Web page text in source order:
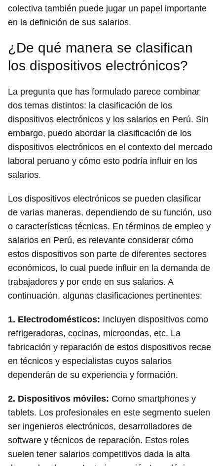
colectiva también puede jugar un papel importante
en la definición de sus salarios.
¿De qué manera se clasifican
los dispositivos electrónicos?
La pregunta que has formulado parece combinar
dos temas distintos: la clasificación de los
dispositivos electrónicos y los salarios en Perú. Sin
embargo, puedo abordar la clasificación de los
dispositivos electrónicos en el contexto del mercado
laboral peruano y cómo esto podría influir en los
salarios.
Los dispositivos electrónicos se pueden clasificar
de varias maneras, dependiendo de su función, uso
o características técnicas. En términos de empleo y
salarios en Perú, es relevante considerar cómo
estos dispositivos son parte de diferentes sectores
económicos, lo cual puede influir en la demanda de
trabajadores y por ende en sus salarios. A
continuación, algunas clasificaciones pertinentes:
1. Electrodomésticos: Incluyen dispositivos como
refrigeradoras, cocinas, microondas, etc. La
fabricación y reparación de estos dispositivos recae
en técnicos y especialistas cuyos salarios
dependerán de su experiencia y formación.
2. Dispositivos móviles: Como smartphones y
tablets. Los profesionales en este segmento suelen
ser ingenieros electrónicos, desarrolladores de
software y técnicos de reparación. Estos roles
suelen tener salarios competitivos dada la alta